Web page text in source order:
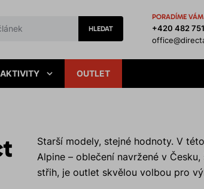
HLEDAT
PORADÍME VÁM
+420 482
AKTIVITY OUTLET
Starší modely, stejné hodnoty. V
Alpine – oblečení navržené v
střih, je outlet skvělou volbou pro